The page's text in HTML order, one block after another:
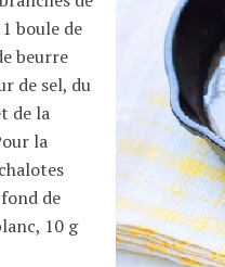
boule de
beurre
de sel, du
de la
la
de
10 g